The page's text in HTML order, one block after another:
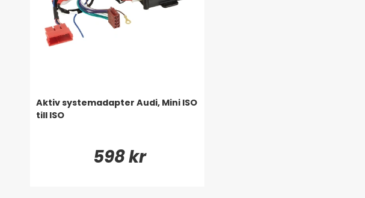
Aktiv systemadapter Audi, Mini ISO
till ISO
598 kr